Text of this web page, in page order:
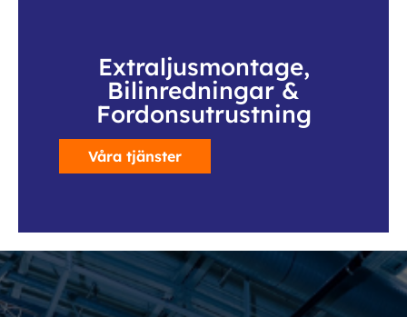
Extraljusmontage,
Bilinredningar &
Fordonsutrustning
Våra tjänster